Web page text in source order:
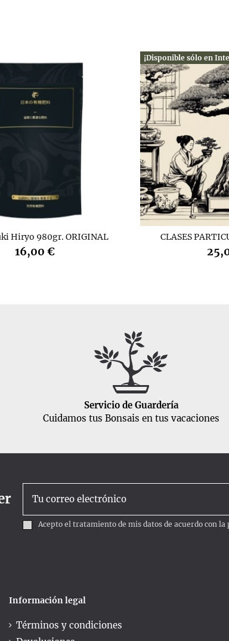
Hiryo 980gr. ORIGINAL
16,00 €
¡Disponible sólo en
CLASES
Servicio de Guardería
Cuidamos tus Bonsais en tus vacaciones
Acepto el tratamiento de mis datos de acuerdo con la
Información legal
Términos y condiciones